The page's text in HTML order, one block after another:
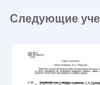
Следующие